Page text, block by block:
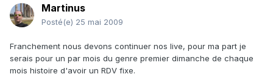
Martinus
Posté(e) 25 mai 2009
Franchement nous devons continuer nos live, pour ma part je
serais pour un par mois du genre premier dimanche de chaque
mois histoire d'avoir un RDV fixe.